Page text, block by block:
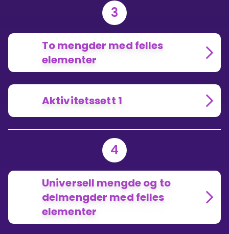
3
To mengder med felles
elementer
Aktivitetssett 1
4
Universell mengde og to
delmengder med felles
elementer